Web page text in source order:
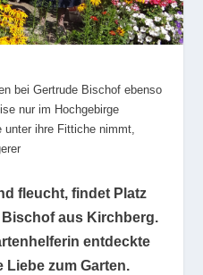
bei Gertrude Bischof ebenso
nur im Hochgebirge
ihre Fittiche nimmt,
fleucht, findet Platz
aus Kirchberg.
entdeckte
zum Garten.